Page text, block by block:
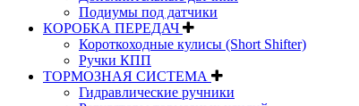
Подиумы под датчики
КОРОБКА ПЕРЕДАЧ
Короткоходные кулисы (Short Shifter)
Ручки КПП
ТОРМОЗНАЯ СИСТЕМА
Гидравлические ручники